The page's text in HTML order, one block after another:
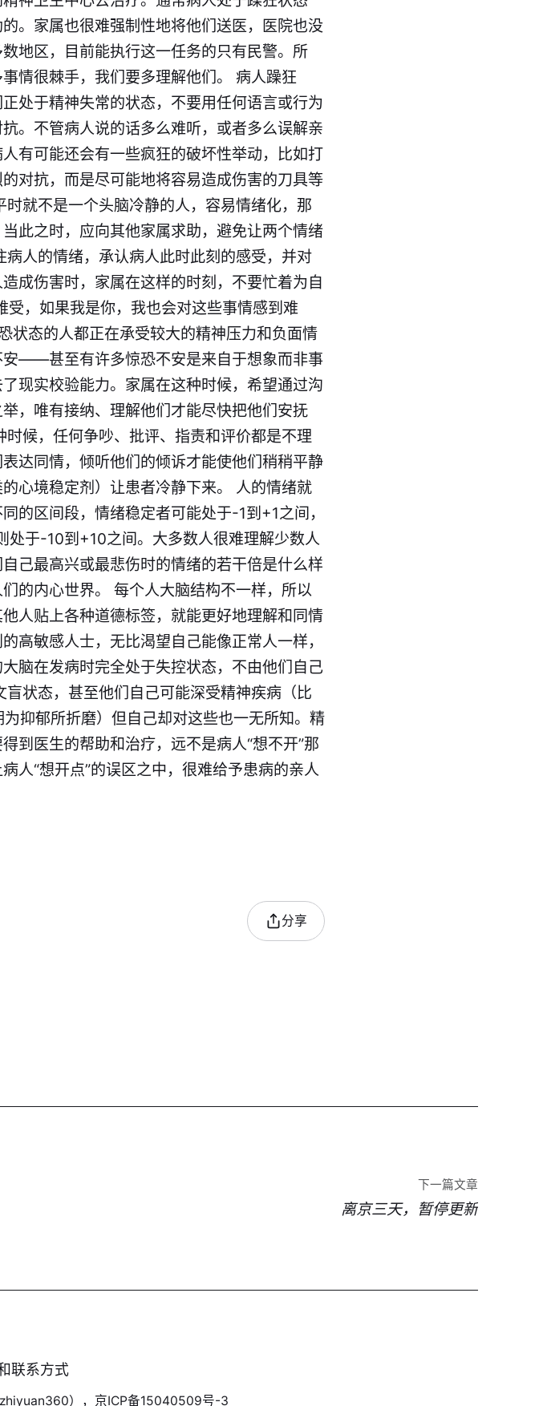
。家属也很难强制性地将他们送医，医院也没
地区，目前能执行这一任务的只有民警。所
情很棘手，我们要多理解他们。 病人躁狂
处于精神失常的状态，不要用任何语言或行为
。不管病人说的话多么难听，或者多么误解亲
有可能还会有一些疯狂的破坏性举动，比如打
对抗，而是尽可能地将容易造成伤害的刀具等
就不是一个头脑冷静的人，容易情绪化，那
此之时，应向其他家属求助，避免让两个情绪
人的情绪，承认病人此时此刻的感受，并对
成伤害时，家属在这样的时刻，不要忙着为自
受，如果我是你，我也会对这些事情感到难
状态的人都正在承受较大的精神压力和负面情
——甚至有许多惊恐不安是来自于想象而非事
现实校验能力。家属在这种时候，希望通过沟
，唯有接纳、理解他们才能尽快把他们安抚
候，任何争吵、批评、指责和评价都是不理
达同情，倾听他们的倾诉才能使他们稍稍平静
心境稳定剂）让患者冷静下来。 人的情绪就
的区间段，情绪稳定者可能处于-1到+1之间，
于-10到+10之间。大多数人很难理解少数人
己最高兴或最悲伤时的情绪的若干倍是什么样
的内心世界。 每个人大脑结构不一样，所以
人贴上各种道德标签，就能更好地理解和同情
高敏感人士，无比渴望自己能像正常人一样，
脑在发病时完全处于失控状态，不由他们自己
状态，甚至他们自己可能深受精神疾病（比
抑郁所折磨）但自己却对这些也一无所知。精
到医生的帮助和治疗，远不是病人“想不开”那
人“想开点”的误区之中，很难给予患病的亲人
分享
下一篇文章
离京三天，暂停更新
联系方式
），京ICP备15040509号-3